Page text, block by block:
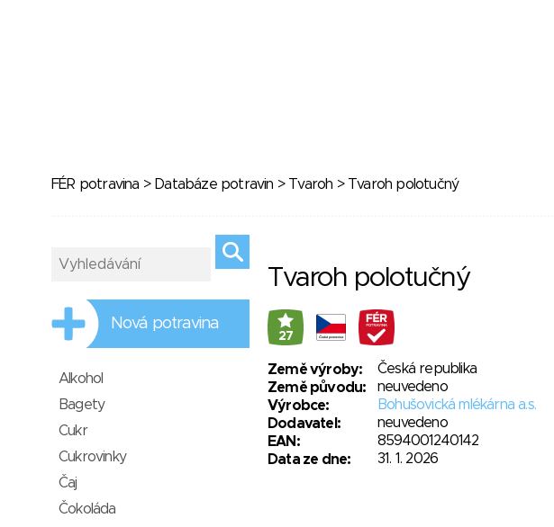
FÉR potravina > Databáze potravin > Tvaroh > Tvaroh polotučný
Tvaroh polotučný
27
Země výroby:
Česká republika
Země původu:
neuvedeno
Výrobce:
Bohušovická mlékárna a.s.
Dodavatel:
neuvedeno
EAN:
8594001240142
Data ze dne:
31. 1. 2026
Nová potravina
Alkohol
Bagety
Cukr
Cukrovinky
Čaj
Čokoláda